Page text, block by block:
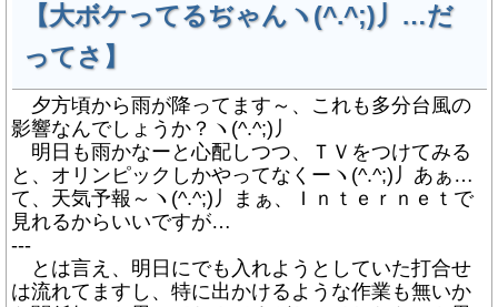
【大ボケってるぢゃんヽ(^.^;)丿…だ
ってさ】
夕方頃から雨が降ってます～、これも多分台風の
影響なんでしょうか？ヽ(^.^;)丿
明日も雨かなーと心配しつつ、ＴＶをつけてみる
と、オリンピックしかやってなくーヽ(^.^;)丿あぁ…
て、天気予報～ヽ(^.^;)丿まぁ、Ｉｎｔｅｒｎｅｔで
見れるからいいですが…
---
とは言え、明日にでも入れようとしていた打合せ
は流れてますし、特に出かけるような作業も無いか